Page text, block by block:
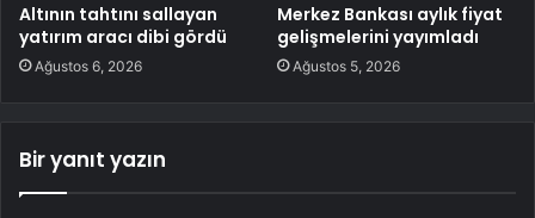
Altının tahtını sallayan
yatırım aracı dibi gördü
Ağustos 6, 2026
Merkez Bankası aylık fiyat
gelişmelerini yayımladı
Ağustos 5, 2026
Bir yanıt yazın